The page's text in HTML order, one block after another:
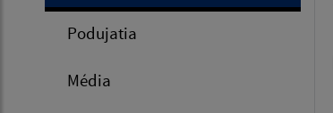
Podujatia
Média